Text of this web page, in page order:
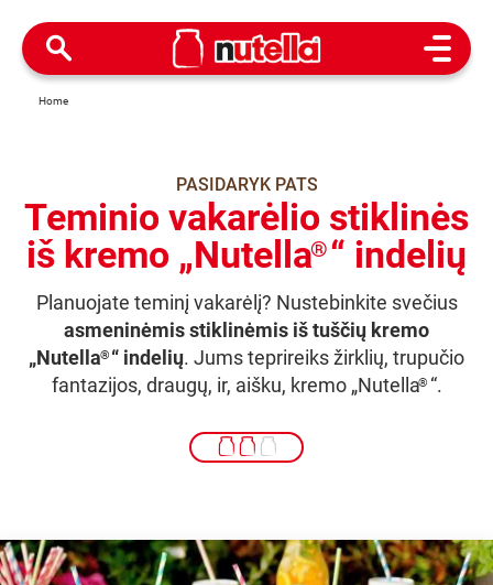
Open
Home
PASIDARYK PATS
Teminio vakarėlio stiklinės
iš kremo „Nutella®“ indelių
Planuojate teminį vakarėlį? Nustebinkite svečius
asmeninėmis stiklinėmis iš tuščių kremo
„Nutella® “ indelių. Jums teprireiks žirklių, trupučio
fantazijos, draugų, ir, aišku, kremo „Nutella® “.